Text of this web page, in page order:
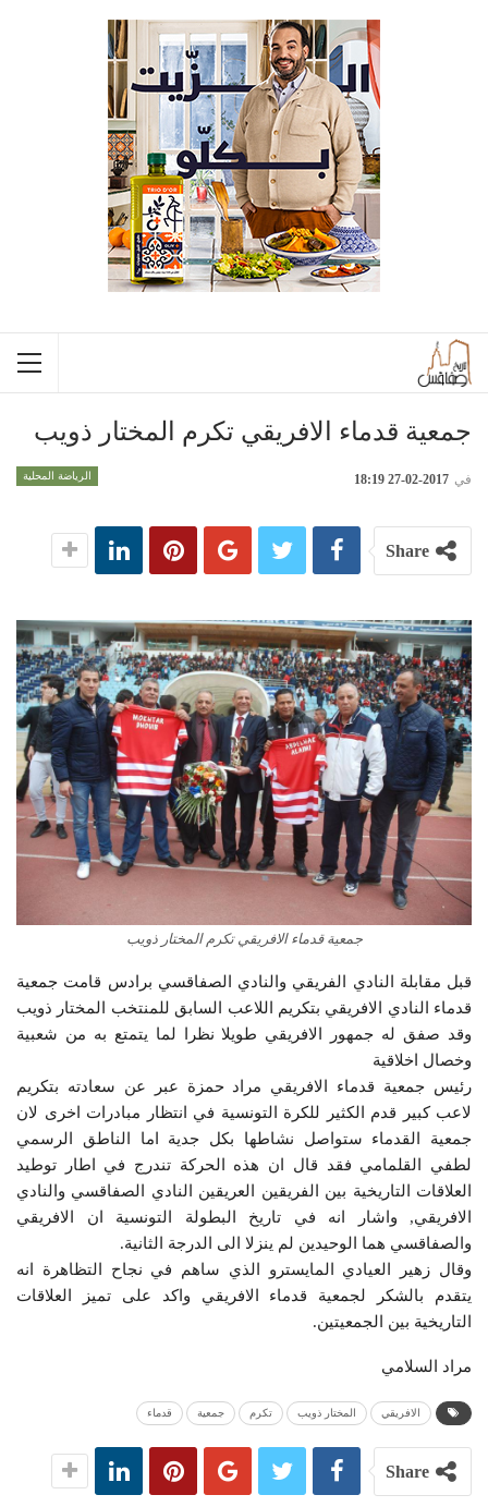
جمعية قدماء الافريقي تكرم المختار ذويب
الرياضة المحلية في 2017-02-27 18:19
Share
جمعية قدماء الافريقي تكرم المختار ذويب
قبل مقابلة النادي الفريقي والنادي الصفاقسي برادس قامت جمعية
قدماء النادي الافريقي بتكريم اللاعب السابق للمنتخب المختار ذويب
وقد صفق له جمهور الافريقي طويلا نظرا لما يتمتع به من شعبية
وخصال اخلاقية
رئيس جمعية قدماء الافريقي مراد حمزة عبر عن سعادته بتكريم
لاعب كبير قدم الكثير للكرة التونسية في انتظار مبادرات اخرى لان
جمعية القدماء ستواصل نشاطها بكل جدية اما الناطق الرسمي
لطفي القلمامي فقد قال ان هذه الحركة تندرج في اطار توطيد
العلاقات التاريخية بين الفريقين العريقين النادي الصفاقسي والنادي
الافريقي, واشار انه في تاريخ البطولة التونسية ان الافريقي
والصفاقسي هما الوحيدين لم ينزلا الى الدرجة الثانية.
وقال زهير العيادي المايسترو الذي ساهم في نجاح التظاهرة انه
يتقدم بالشكر لجمعية قدماء الافريقي واكد على تميز العلاقات
التاريخية بين الجمعيتين.
مراد السلامي
الافريقي المختار ذويب تكرم جمعية قدماء
Share